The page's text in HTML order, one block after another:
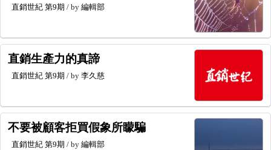
直銷世紀 第9期 / by 編輯部
直銷生產力的真諦
直銷世紀 第9期 / by 李久慈
不要被顧客拒買假象所矇騙
直銷世紀 第9期 / by 編輯部